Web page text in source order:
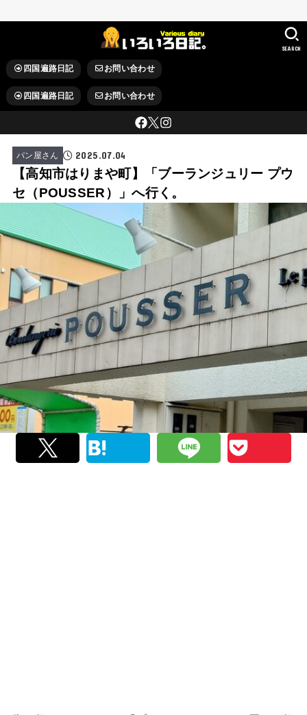
四国遍路日記 お問い合わせ
四国遍路日記 お問い合わせ
SEARCH
パン屋さん 2025.07.04
【高知市はりまや町】「ブーランジュリー プウ
セ（POUSSER）」へ行く。